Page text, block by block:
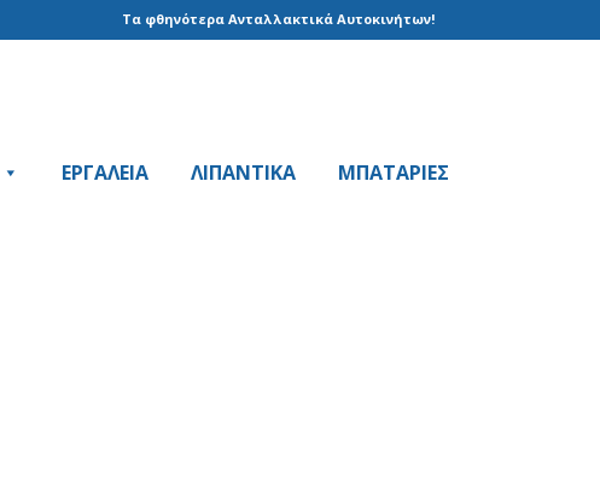
Τα φθηνότερα Ανταλλακτικά Αυτοκινήτων!
EPΓAΛΕΙΑ ΛΙΠΑΝΤΙΚΑ ΜΠΑΤΑΡΙΕΣ